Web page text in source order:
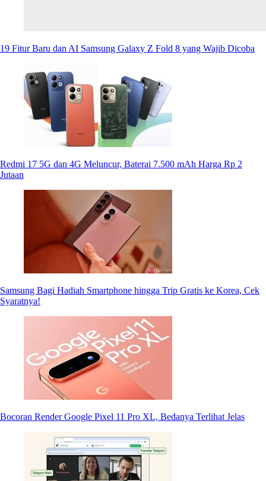
19 Fitur Baru dan AI Samsung Galaxy Z Fold 8 yang Wajib Dicoba
Redmi 17 5G dan 4G Meluncur, Baterai 7.500 mAh Harga Rp 2
Jutaan
Samsung Bagi Hadiah Smartphone hingga Trip Gratis ke Korea, Cek
Syaratnya!
Bocoran Render Google Pixel 11 Pro XL, Bedanya Terlihat Jelas